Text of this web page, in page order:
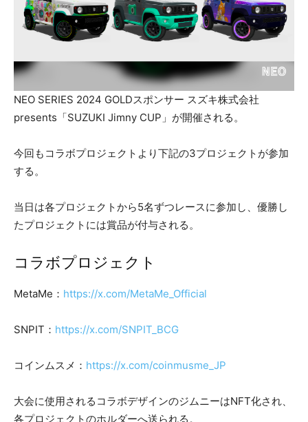
NEO SERIES 2024 GOLDスポンサー スズキ株式会社
presents「SUZUKI Jimny CUP」が開催される。
今回もコラボプロジェクトより下記の3プロジェクトが参加
する。
当日は各プロジェクトから5名ずつレースに参加し、優勝し
たプロジェクトには賞品が付与される。
コラボプロジェクト
MetaMe： https://x.com/MetaMe_Official
SNPIT： https://x.com/SNPIT_BCG
コインムスメ： https://x.com/coinmusme_JP
大会に使用されるコラボデザインのジムニーはNFT化され、
各プロジェクトのホルダーへ送られる。